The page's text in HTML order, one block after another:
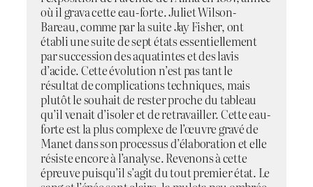
où il grava cette eau-forte. Juliet Wilson-
Bareau, comme par la suite Jay Fisher, ont
établi une suite de sept états essentiellement
par succession des aquatintes et des lavis
d’acide. Cette évolution n’est pas tant le
résultat de complications techniques, mais
plutôt le souhait de rester proche du tableau
qu’il venait d’isoler et de retravailler. Cette eau-
forte est la plus complexe de l’œuvre gravé de
Manet dans son processus d’élaboration et elle
résiste encore à l’analyse. Revenons à cette
épreuve puisqu’il s’agit du tout premier état. Le